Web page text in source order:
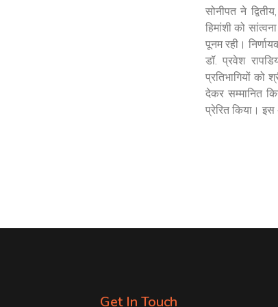
सोनीपत ने
हिमांशी को
पूनम रही।
डॉ. प्रवेश
प्रतिभागियों को
देकर सम्मानित
प्रेरित किया।
Get In Touch